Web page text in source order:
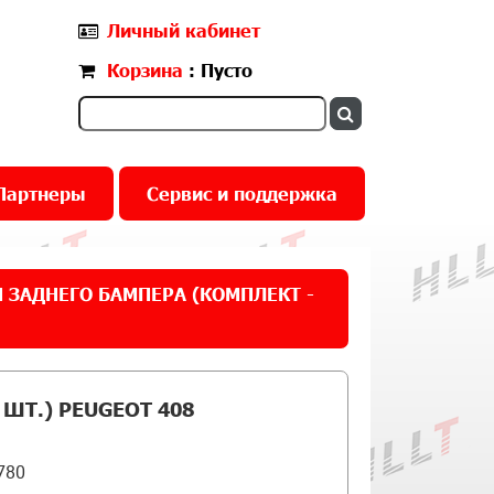
Личный кабинет
Корзина : Пусто
Сервис и поддержка
БАМПЕРА (КОМПЛЕКТ -
PEUGEOT 408